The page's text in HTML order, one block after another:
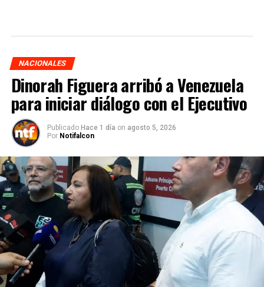
NACIONALES
Dinorah Figuera arribó a Venezuela
para iniciar diálogo con el Ejecutivo
Publicado Hace 1 día on agosto 5, 2026
Por Notifalcon